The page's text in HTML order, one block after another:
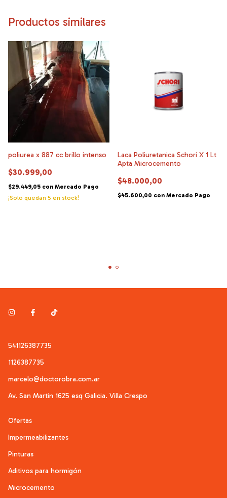
Productos similares
poliurea x 887 cc brillo intenso
$30.999,00
$29.449,05 con Mercado Pago
¡Solo quedan 5 en stock!
Laca Poliuretanica Schori X 1 Lt
Apta Microcemento
$48.000,00
$45.600,00 con Mercado Pago
541126387735
1126387735
marcelo@doctorobra.com.ar
Av. San Martin 1625 esq Galicia. Villa Crespo
Ofertas
Impermeabilizantes
Pinturas
Aditivos para hormigón
Microcemento